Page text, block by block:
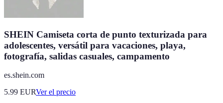
SHEIN Camiseta corta de punto texturizada para
adolescentes, versátil para vacaciones, playa,
fotografía, salidas casuales, campamento
es.shein.com
5.99 EURVer el precio